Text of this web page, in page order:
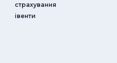
страхування
iвенти